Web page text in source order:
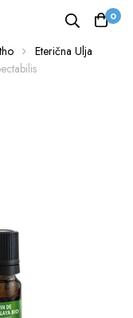
0
Eterična Ulja